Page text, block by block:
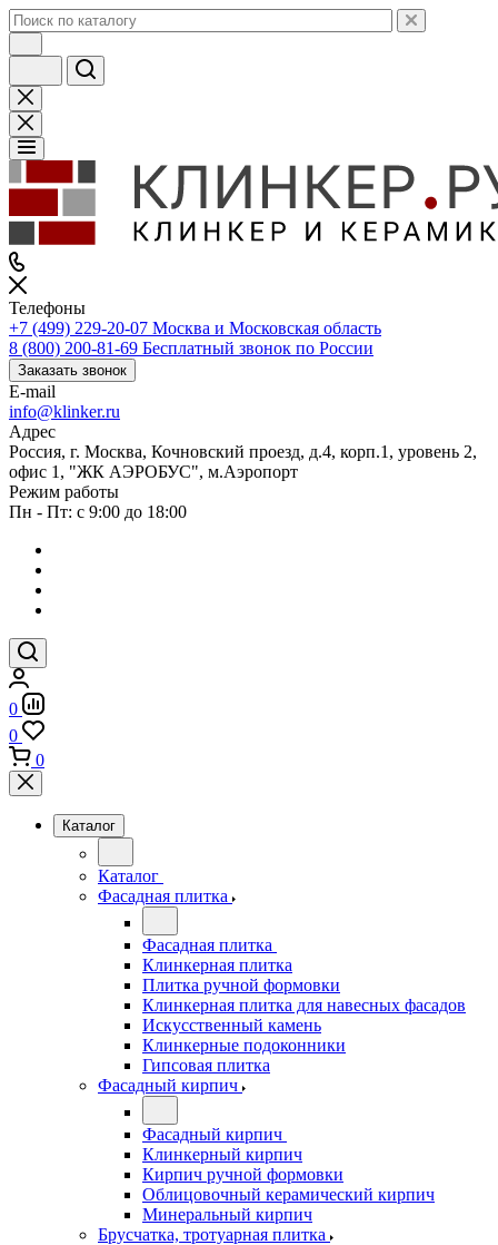
Телефоны
+7 (499) 229-20-07 Москва и Московская область
8 (800) 200-81-69 Бесплатный звонок по России
Заказать звонок
E-mail
info@klinker.ru
Адрес
Россия, г. Москва, Кочновский проезд, д.4, корп.1, уровень 2,
офис 1, "ЖК АЭРОБУС", м.Аэропорт
Режим работы
Пн - Пт: с 9:00 до 18:00
0
0
0
Каталог
Каталог
Фасадная плитка
Фасадная плитка
Клинкерная плитка
Плитка ручной формовки
Клинкерная плитка для навесных фасадов
Искусственный камень
Клинкерные подоконники
Гипсовая плитка
Фасадный кирпич
Фасадный кирпич
Клинкерный кирпич
Кирпич ручной формовки
Облицовочный керамический кирпич
Минеральный кирпич
Брусчатка, тротуарная плитка